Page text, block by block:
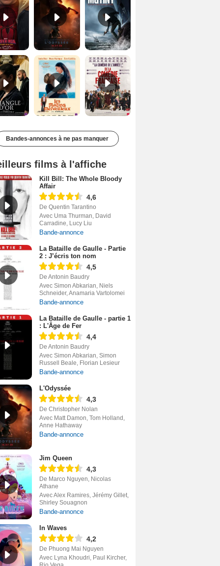
Les Matins merveilleux Bande-annonce VF De la Comédie-Française Teaser VF
Bandes-annonces à ne pas manquer
films à l'affiche
Kill Bill: The Whole Bloody
Affair
4,6
De Quentin Tarantino
Avec Uma Thurman, David
Carradine, Lucy Liu
Bande-annonce
La Bataille de Gaulle - Partie
2 : J’écris ton nom
4,5
De Antonin Baudry
Avec Simon Abkarian, Niels
Schneider, Anamaria Vartolomei
Bande-annonce
La Bataille de Gaulle - partie 1
: L'Âge de Fer
4,4
De Antonin Baudry
Avec Simon Abkarian, Simon
Russell Beale, Florian Lesieur
Bande-annonce
L'Odyssée
4,3
De Christopher Nolan
Avec Matt Damon, Tom Holland,
Anne Hathaway
Bande-annonce
Jim Queen
4,3
De Marco Nguyen, Nicolas
Athane
Avec Alex Ramires, Jérémy Gillet,
Shirley Souagnon
Bande-annonce
In Waves
4,2
De Phuong Mai Nguyen
Avec Lyna Khoudri, Paul Kircher,